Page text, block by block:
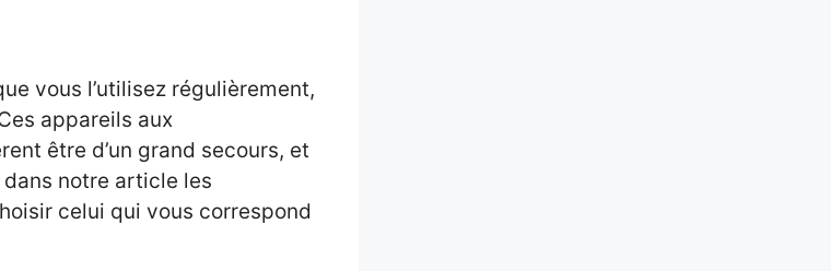
vous l’utilisez régulièrement,
appareils aux
être d’un grand secours, et
notre article les
celui qui vous correspond